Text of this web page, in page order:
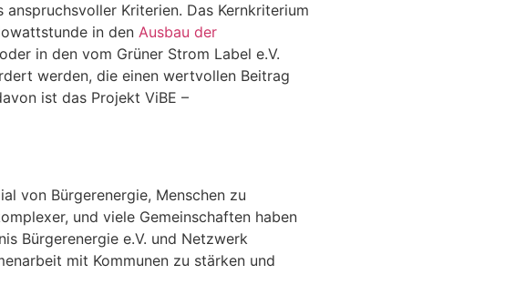
Kriterien. Das Kernkriterium
in den Ausbau der
in den vom Grüner Strom Label e.V.
werden, die einen wertvollen Beitrag
ist das Projekt ViBE –
von Bürgerenergie, Menschen zu
und viele Gemeinschaften haben
Bürgerenergie e.V. und Netzwerk
mit Kommunen zu stärken und